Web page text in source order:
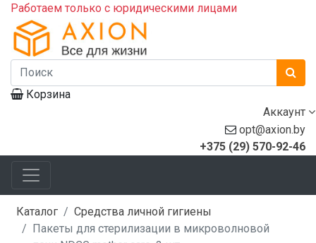
Работаем только с юридическими лицами
Корзина
Аккаунт
opt@axion.by
+375 (29) 570-92-46
Каталог
Средства личной гигиены
Пакеты для стерилизации в микроволновой